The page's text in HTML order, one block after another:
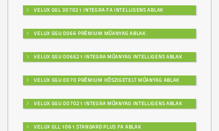
VELUX GGL 307021 INTEGRA FA INTELLIGENS ABLAK
VELUX GGU 0066 PRÉMIUM MŰANYAG ABLAK
VELUX GGU 006621 INTEGRA MŰANYAG INTELLIGENS ABLAK
VELUX GGU 0070 PRÉMIUM HŐSZIGETELT MŰANYAG ABLAK
VELUX GGU 007021 INTEGRA MŰANYAG INTELLIGENS ABLAK
VELUX GLL 1061 STANDARD PLUS FA ABLAK